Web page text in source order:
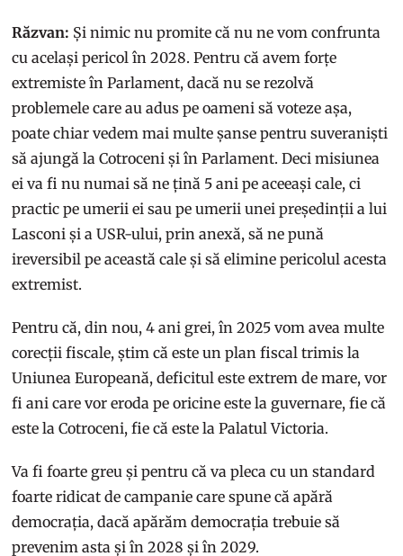
Răzvan: Și nimic nu promite că nu ne vom confrunta
cu același pericol în 2028. Pentru că avem forțe
extremiste în Parlament, dacă nu se rezolvă
problemele care au adus pe oameni să voteze așa,
poate chiar vedem mai multe șanse pentru suveraniști
să ajungă la Cotroceni și în Parlament. Deci misiunea
ei va fi nu numai să ne țină 5 ani pe aceeași cale, ci
practic pe umerii ei sau pe umerii unei președinții a lui
Lasconi și a USR-ului, prin anexă, să ne pună
ireversibil pe această cale și să elimine pericolul acesta
extremist.
Pentru că, din nou, 4 ani grei, în 2025 vom avea multe
corecții fiscale, știm că este un plan fiscal trimis la
Uniunea Europeană, deficitul este extrem de mare, vor
fi ani care vor eroda pe oricine este la guvernare, fie că
este la Cotroceni, fie că este la Palatul Victoria.
Va fi foarte greu și pentru că va pleca cu un standard
foarte ridicat de campanie care spune că apără
democrația, dacă apărăm democrația trebuie să
prevenim asta și în 2028 și în 2029.